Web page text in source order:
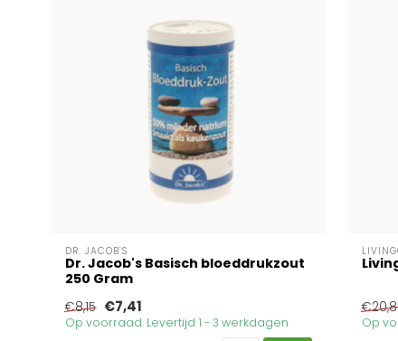
DR. JACOB'S
Dr. Jacob's Basisch bloeddrukzout
250 Gram
€8,15 €7,41
Op voorraad. Levertijd 1 - 3 werkdagen Op